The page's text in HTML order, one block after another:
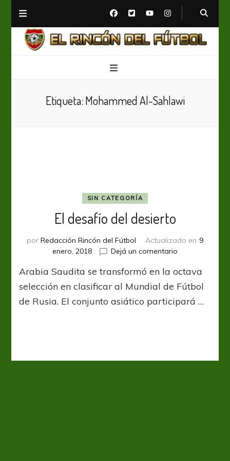
Etiqueta: Mohammed Al-Sahlawi
SIN CATEGORÍA
El desafío del desierto
por Redacción Rincón del Fútbol Actualizado en 9
enero, 2018
Dejá un comentario
desafío
del
Arabia Saudita se transformó en la octava
selección en clasificar al Mundial de Fútbol
de Rusia. El conjunto asiático participará …